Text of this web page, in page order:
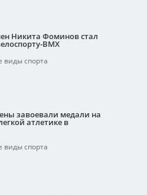
Никита Фоминов стал
ВМХ
виды спорта
завоевали медали на
атлетике в
виды спорта